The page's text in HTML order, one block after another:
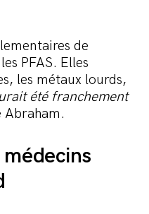
de
PFAS. Elles
les métaux lourds,
été franchement
Abraham.